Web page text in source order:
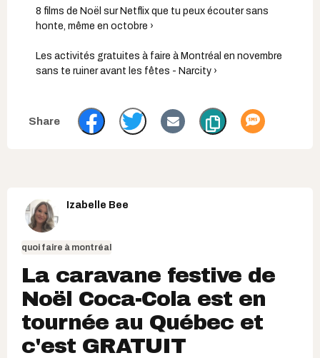
8 films de Noël sur Netflix que tu peux écouter sans
honte, même en octobre ›
Les activités gratuites à faire à Montréal en novembre
sans te ruiner avant les fêtes - Narcity ›
Izabelle Bee
quoi faire à montréal
La caravane festive de
Noël Coca-Cola est en
tournée au Québec et
c'est GRATUIT